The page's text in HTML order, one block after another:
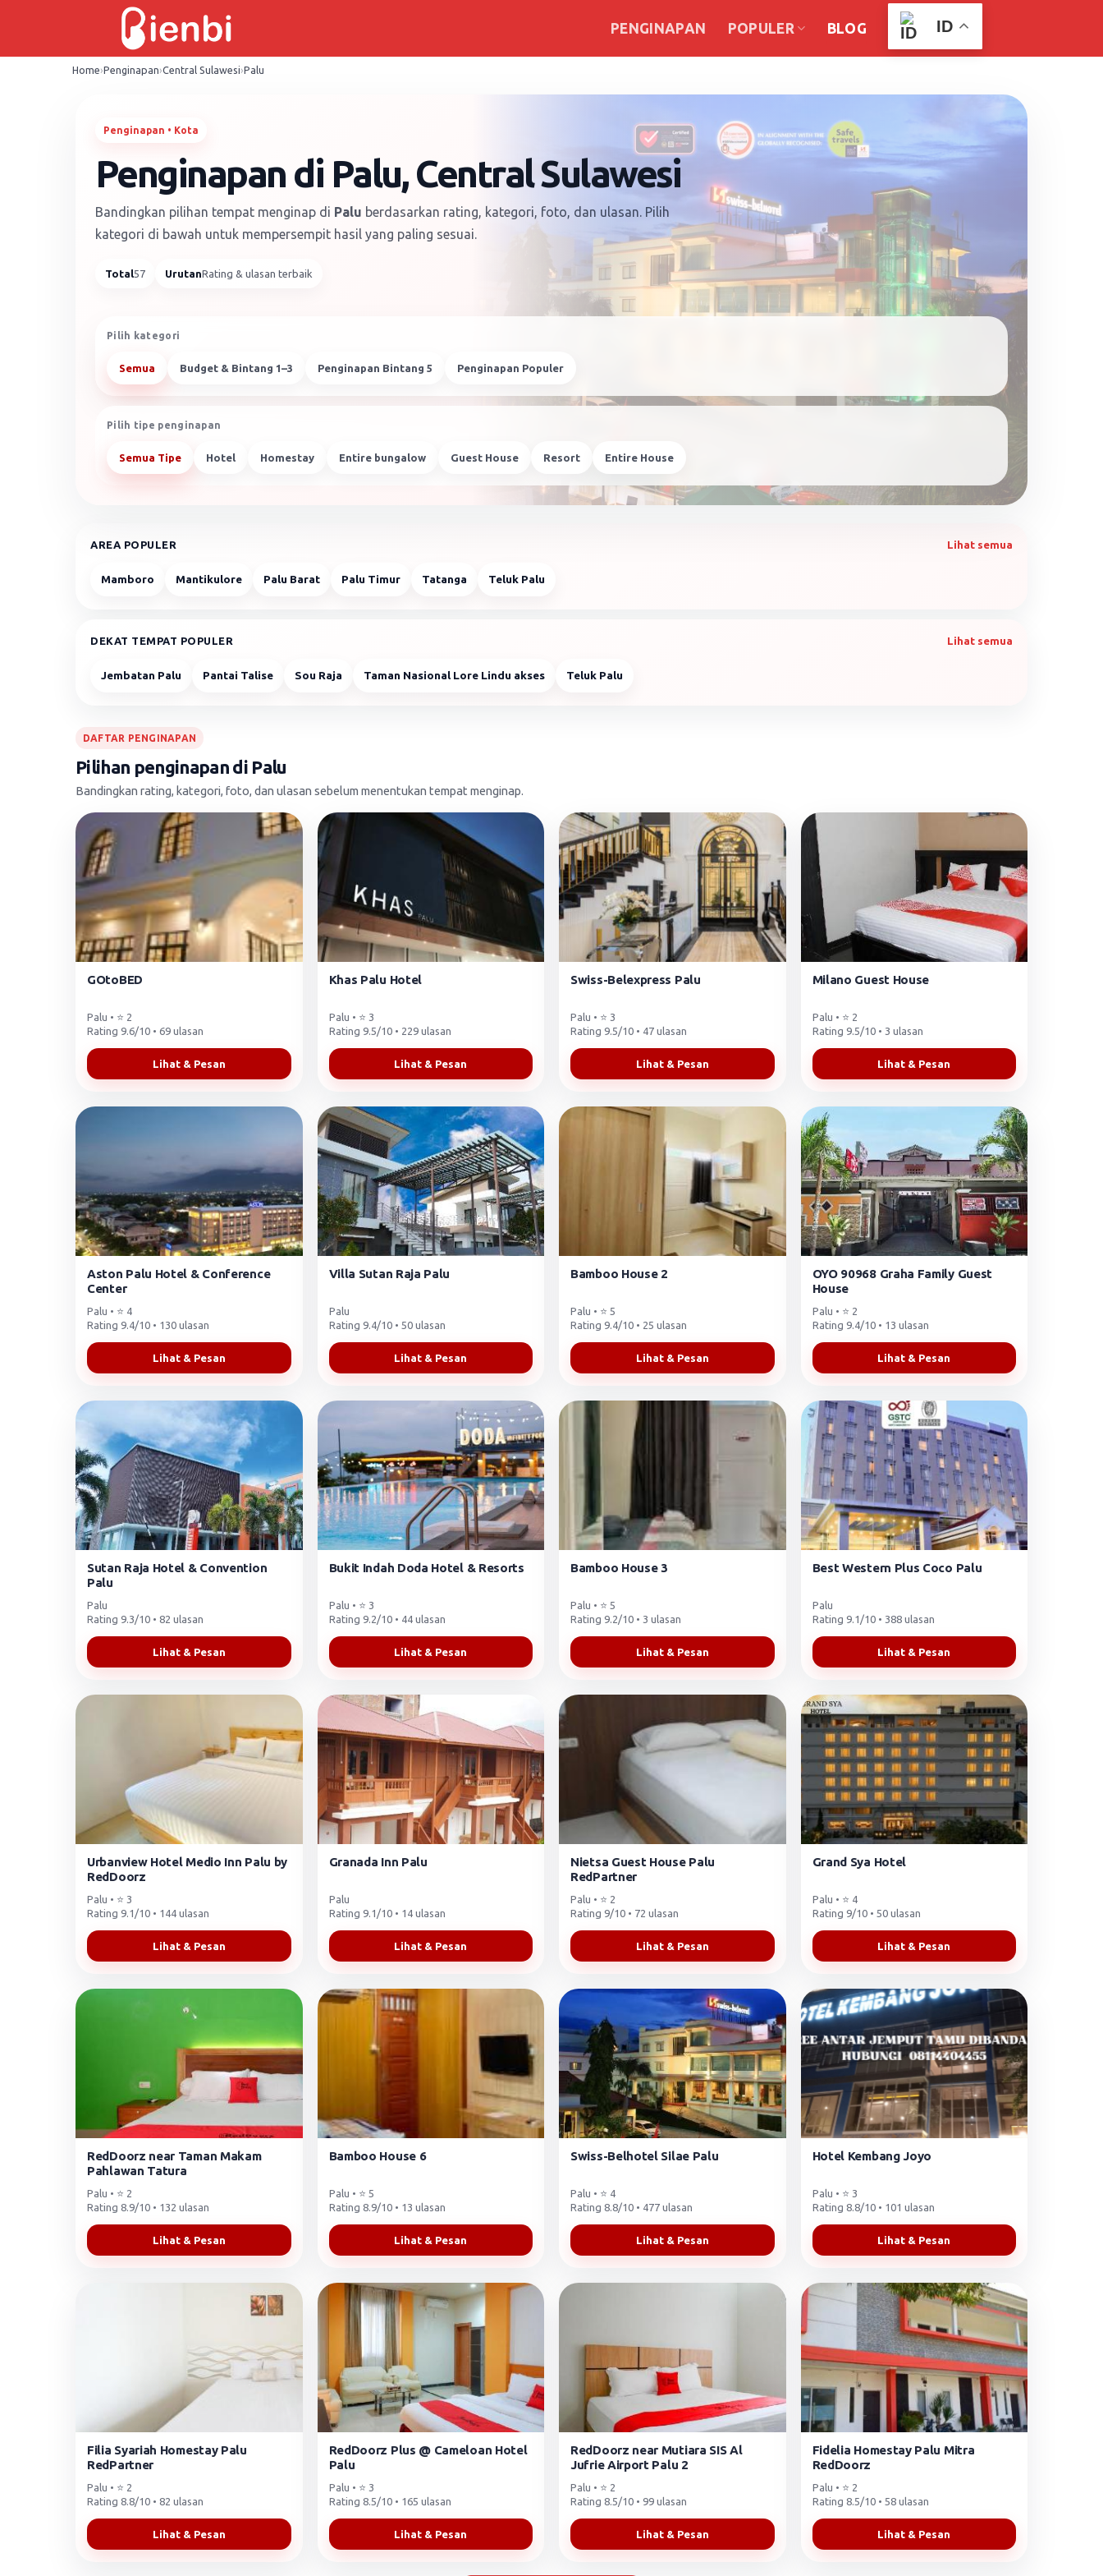
PENGINAPAN POPULER BLOG ID
Home›Penginapan›Central Sulawesi›Palu
Penginapan • Kota
Penginapan di Palu, Central Sulawesi
Bandingkan pilihan tempat menginap di Palu berdasarkan rating, kategori, foto, dan ulasan. Pilih
kategori di bawah untuk mempersempit hasil yang paling sesuai.
Total57 UrutanRating & ulasan terbaik
Pilih kategori
Semua Budget & Bintang 1–3 Penginapan Bintang 5 Penginapan Populer
Pilih tipe penginapan
Semua Tipe Hotel Homestay Entire bungalow Guest House Resort Entire House
AREA POPULER Lihat semua
Mamboro Mantikulore Palu Barat Palu Timur Tatanga Teluk Palu
DEKAT TEMPAT POPULER Lihat semua
Jembatan Palu Pantai Talise Sou Raja Taman Nasional Lore Lindu akses Teluk Palu
DAFTAR PENGINAPAN
Pilihan penginapan di Palu
Bandingkan rating, kategori, foto, dan ulasan sebelum menentukan tempat menginap.
GOtoBED
Palu • ⭐ 2
Rating 9.6/10 • 69 ulasan
Lihat & Pesan
Khas Palu Hotel
Palu • ⭐ 3
Rating 9.5/10 • 229 ulasan
Lihat & Pesan
Swiss-Belexpress Palu
Palu • ⭐ 3
Rating 9.5/10 • 47 ulasan
Lihat & Pesan
Milano Guest House
Palu • ⭐ 2
Rating 9.5/10 • 3 ulasan
Lihat & Pesan
Aston Palu Hotel & Conference
Center
Palu • ⭐ 4
Rating 9.4/10 • 130 ulasan
Lihat & Pesan
Villa Sutan Raja Palu
Palu
Rating 9.4/10 • 50 ulasan
Lihat & Pesan
Bamboo House 2
Palu • ⭐ 5
Rating 9.4/10 • 25 ulasan
Lihat & Pesan
OYO 90968 Graha Family Guest
House
Palu • ⭐ 2
Rating 9.4/10 • 13 ulasan
Lihat & Pesan
Sutan Raja Hotel & Convention
Palu
Palu
Rating 9.3/10 • 82 ulasan
Lihat & Pesan
Bukit Indah Doda Hotel & Resorts
Palu • ⭐ 3
Rating 9.2/10 • 44 ulasan
Lihat & Pesan
Bamboo House 3
Palu • ⭐ 5
Rating 9.2/10 • 3 ulasan
Lihat & Pesan
Best Western Plus Coco Palu
Palu
Rating 9.1/10 • 388 ulasan
Lihat & Pesan
Urbanview Hotel Medio Inn Palu by
RedDoorz
Palu • ⭐ 3
Rating 9.1/10 • 144 ulasan
Lihat & Pesan
Granada Inn Palu
Palu
Rating 9.1/10 • 14 ulasan
Lihat & Pesan
Nietsa Guest House Palu
RedPartner
Palu • ⭐ 2
Rating 9/10 • 72 ulasan
Lihat & Pesan
Grand Sya Hotel
Palu • ⭐ 4
Rating 9/10 • 50 ulasan
Lihat & Pesan
RedDoorz near Taman Makam
Pahlawan Tatura
Palu • ⭐ 2
Rating 8.9/10 • 132 ulasan
Lihat & Pesan
Bamboo House 6
Palu • ⭐ 5
Rating 8.9/10 • 13 ulasan
Lihat & Pesan
Swiss-Belhotel Silae Palu
Palu • ⭐ 4
Rating 8.8/10 • 477 ulasan
Lihat & Pesan
Hotel Kembang Joyo
Palu • ⭐ 3
Rating 8.8/10 • 101 ulasan
Lihat & Pesan
Filia Syariah Homestay Palu
RedPartner
Palu • ⭐ 2
Rating 8.8/10 • 82 ulasan
Lihat & Pesan
RedDoorz Plus @ Cameloan Hotel
Palu
Palu • ⭐ 3
Rating 8.5/10 • 165 ulasan
Lihat & Pesan
RedDoorz near Mutiara SIS Al
Jufrie Airport Palu 2
Palu • ⭐ 2
Rating 8.5/10 • 99 ulasan
Lihat & Pesan
Fidelia Homestay Palu Mitra
RedDoorz
Palu • ⭐ 2
Rating 8.5/10 • 58 ulasan
Lihat & Pesan